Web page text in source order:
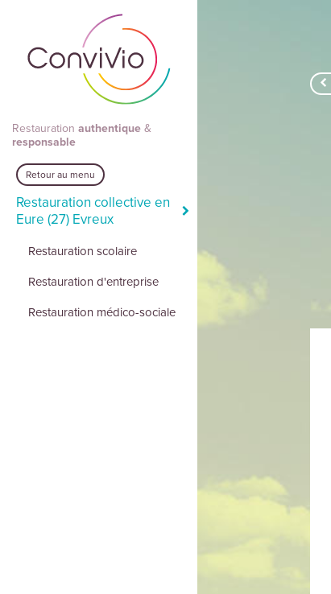
Restauration authentique &
responsable
Retour au menu
Restauration collective en
Eure (27) Evreux
Restauration scolaire
Restauration d'entreprise
Restauration médico-sociale